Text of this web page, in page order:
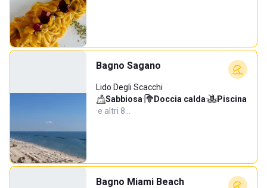
Bagno Sagano
Lido Degli Scacchi
Sabbiosa· Doccia calda·
Piscina
·e altri 8…
Bagno Miami Beach